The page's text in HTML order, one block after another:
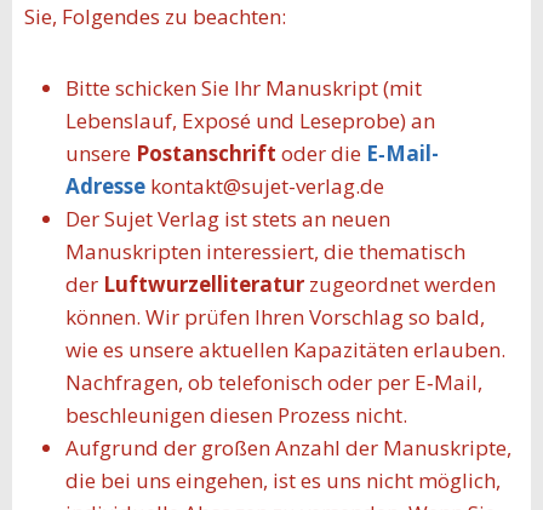
Sie, Folgendes zu beachten:
Bitte schicken Sie Ihr Manuskript (mit
Lebenslauf, Exposé und Leseprobe) an
unsere Postanschrift oder die E‑Mail-
Adresse kontakt@sujet-verlag.de
Der Sujet Verlag ist stets an neuen
Manuskripten interessiert, die thematisch
der Luftwurzelliteratur zugeordnet werden
können. Wir prüfen Ihren Vorschlag so bald,
wie es unsere aktuellen Kapazitäten erlauben.
Nachfragen, ob telefonisch oder per E‑Mail,
beschleunigen diesen Prozess nicht.
Aufgrund der großen Anzahl der Manuskripte,
die bei uns eingehen, ist es uns nicht möglich,